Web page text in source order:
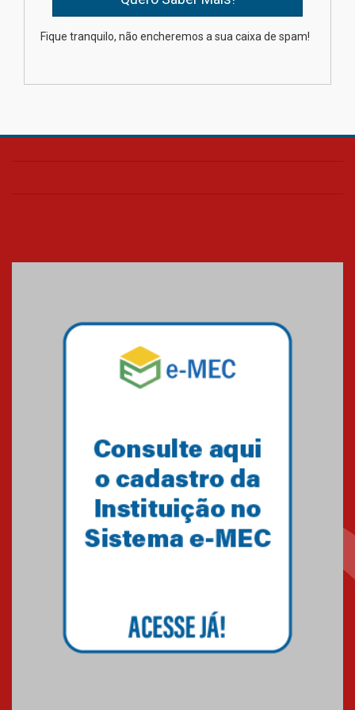
na educação dos filhos além da
Fique tranquilo, não encheremos a sua caixa de spam!